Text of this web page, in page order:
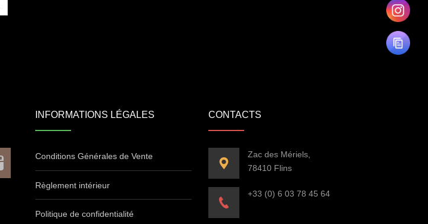
INFORMATIONS LÉGALES
Conditions Générales de Vente
Règlement intérieur
Politique de confidentialité
CONTACTS
Zac des Mériels,
78410 Flins
+33 (0) 6 03 78 45 64